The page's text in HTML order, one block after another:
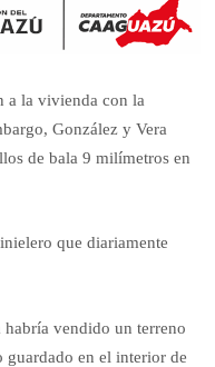
a la vivienda con la
González y Vera
de bala 9 milímetros en
que diariamente
habría vendido un terreno
guardado en el interior de